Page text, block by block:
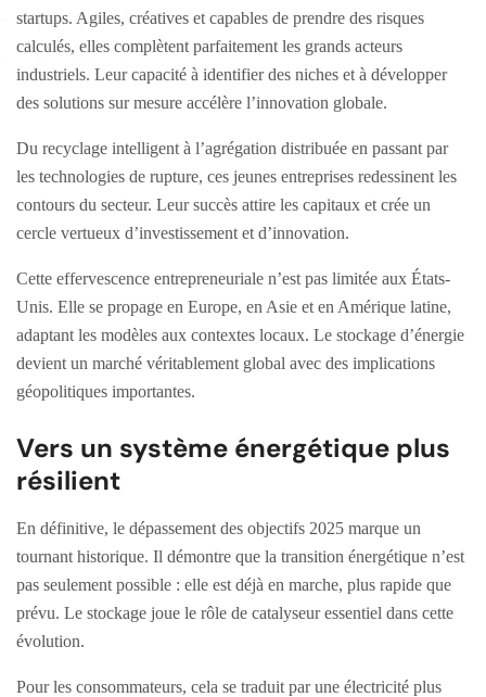
startups. Agiles, créatives et capables de prendre des risques
calculés, elles complètent parfaitement les grands acteurs
industriels. Leur capacité à identifier des niches et à développer
des solutions sur mesure accélère l’innovation globale.
Du recyclage intelligent à l’agrégation distribuée en passant par
les technologies de rupture, ces jeunes entreprises redessinent les
contours du secteur. Leur succès attire les capitaux et crée un
cercle vertueux d’investissement et d’innovation.
Cette effervescence entrepreneuriale n’est pas limitée aux États-
Unis. Elle se propage en Europe, en Asie et en Amérique latine,
adaptant les modèles aux contextes locaux. Le stockage d’énergie
devient un marché véritablement global avec des implications
géopolitiques importantes.
Vers un système énergétique plus
résilient
En définitive, le dépassement des objectifs 2025 marque un
tournant historique. Il démontre que la transition énergétique n’est
pas seulement possible : elle est déjà en marche, plus rapide que
prévu. Le stockage joue le rôle de catalyseur essentiel dans cette
évolution.
Pour les consommateurs, cela se traduit par une électricité plus